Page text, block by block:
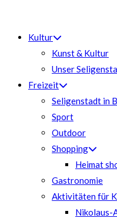
springen
Kultur
Kunst & Kultur
Unser
Freizeit
Seligenstadt in
Sport
Outdoor
Shopping
Heimat
Gastronomie
Aktivitäten für
Nikolaus-